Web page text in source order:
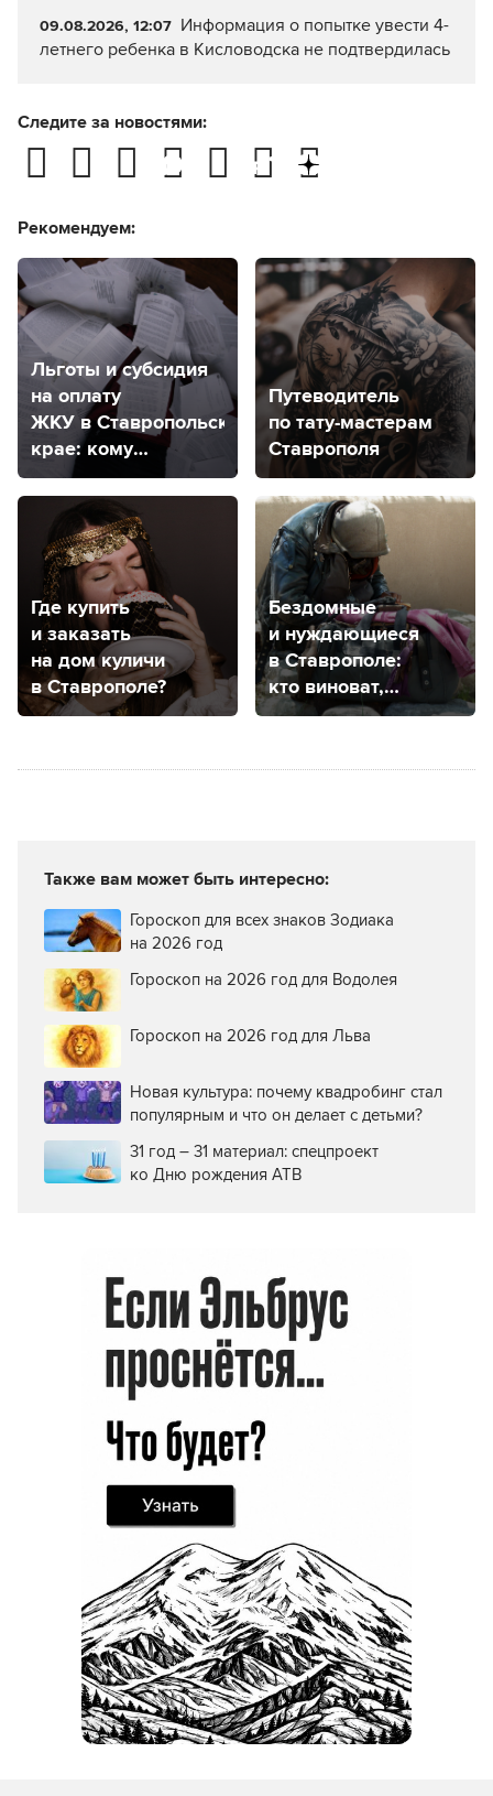
09.08.2026, 12:07 Информация о попытке увести 4-
летнего ребенка в Кисловодска не подтвердилась
Следите за новостями:
Рекомендуем:
Льготы и субсидия
на оплату
ЖКУ в Ставропольском
крае: кому
положены
и как оформить?
Путеводитель
по тату-мастерам
Ставрополя
Где купить
и заказать
на дом куличи
в Ставрополе?
Бездомные
и нуждающиеся
в Ставрополе:
кто виноват,
что делать?
Также вам может быть интересно:
Гороскоп для всех знаков Зодиака
на 2026 год
Гороскоп на 2026 год для Водолея
Гороскоп на 2026 год для Льва
Новая культура: почему квадробинг стал
популярным и что он делает с детьми?
31 год – 31 материал: спецпроект
ко Дню рождения АТВ